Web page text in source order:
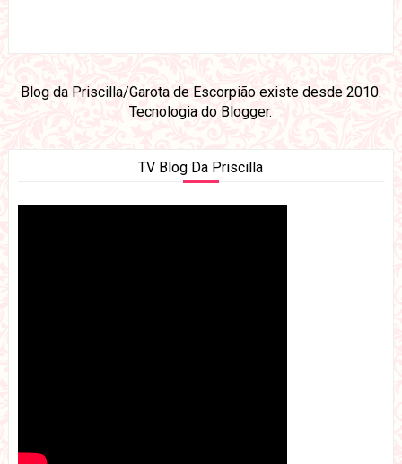
Blog da Priscilla/Garota de Escorpião existe desde 2010.
Tecnologia do Blogger.
TV Blog Da Priscilla